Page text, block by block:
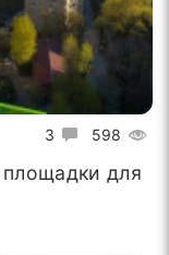
3 598
для